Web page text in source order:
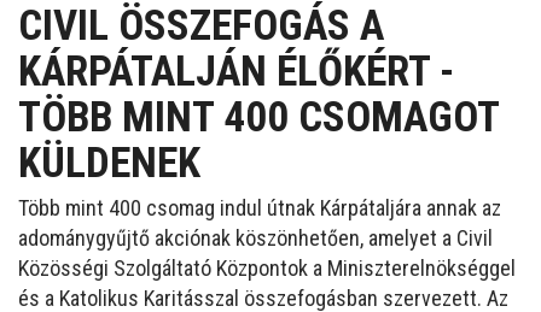
CIVIL ÖSSZEFOGÁS A
KÁRPÁTALJÁN ÉLŐKÉRT -
TÖBB MINT 400 CSOMAGOT
KÜLDENEK
Több mint 400 csomag indul útnak Kárpátaljára annak az
adománygyűjtő akciónak köszönhetően, amelyet a Civil
Közösségi Szolgáltató Központok a Miniszterelnökséggel
és a Katolikus Karitásszal összefogásban szervezett. Az